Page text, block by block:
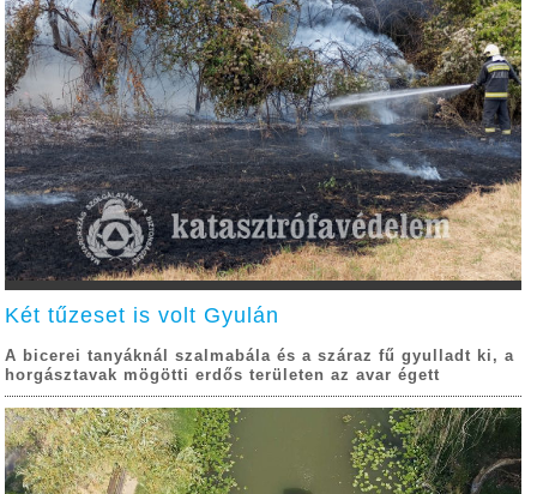
Két tűzeset is volt Gyulán
A bicerei tanyáknál szalmabála és a száraz fű gyulladt ki, a
horgásztavak mögötti erdős területen az avar égett